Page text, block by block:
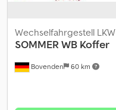
Bovenden 60 km
Wechselfahrgestell LKW
SOMMER WB Koffer